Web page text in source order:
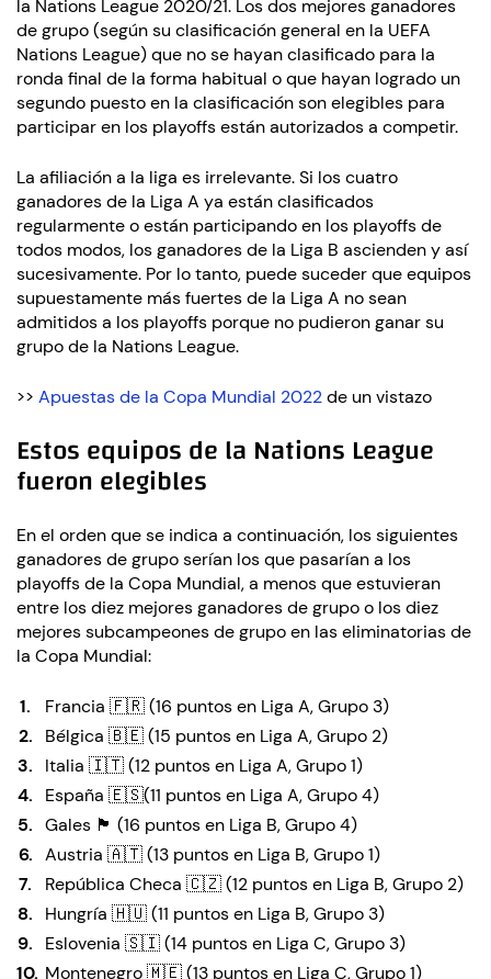
la Nations League 2020/21. Los dos mejores ganadores
de grupo (según su clasificación general en la UEFA
Nations League) que no se hayan clasificado para la
ronda final de la forma habitual o que hayan logrado un
segundo puesto en la clasificación son elegibles para
participar en los playoffs están autorizados a competir.
La afiliación a la liga es irrelevante. Si los cuatro
ganadores de la Liga A ya están clasificados
regularmente o están participando en los playoffs de
todos modos, los ganadores de la Liga B ascienden y así
sucesivamente. Por lo tanto, puede suceder que equipos
supuestamente más fuertes de la Liga A no sean
admitidos a los playoffs porque no pudieron ganar su
grupo de la Nations League.
>> Apuestas de la Copa Mundial 2022de un vistazo
Estos equipos de la Nations League
fueron elegibles
En el orden que se indica a continuación, los siguientes
ganadores de grupo serían los que pasarían a los
playoffs de la Copa Mundial, a menos que estuvieran
entre los diez mejores ganadores de grupo o los diez
mejores subcampeones de grupo en las eliminatorias de
la Copa Mundial:
Francia 🇫🇷 (16 puntos en Liga A, Grupo 3)
Bélgica 🇧🇪 (15 puntos en Liga A, Grupo 2)
Italia 🇮🇹 (12 puntos en Liga A, Grupo 1)
España 🇪🇸(11 puntos en Liga A, Grupo 4)
Gales 🏴󠁧󠁢󠁷󠁬󠁳󠁿 (16 puntos en Liga B, Grupo 4)
Austria 🇦🇹 (13 puntos en Liga B, Grupo 1)
República Checa 🇨🇿 (12 puntos en Liga B, Grupo 2)
Hungría 🇭🇺 (11 puntos en Liga B, Grupo 3)
Eslovenia 🇸🇮 (14 puntos en Liga C, Grupo 3)
Montenegro 🇲🇪 (13 puntos en Liga C, Grupo 1)